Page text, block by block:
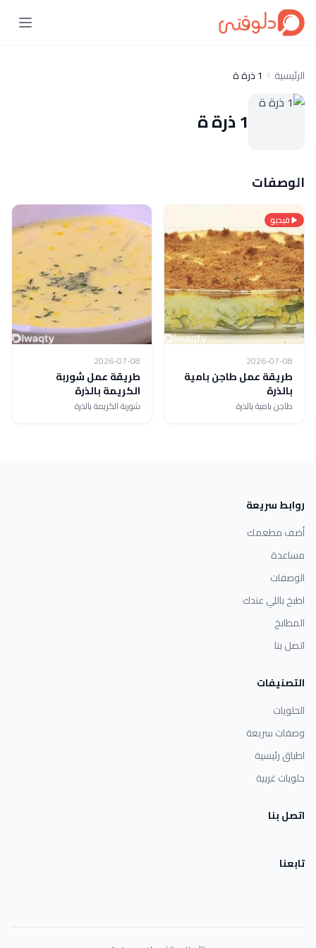
الرئيسية 1 ذرة ة
1 ذرة ة
الوصفات
فيديو
2026-07-08
طريقة عمل طاجن بامية
بالذرة
طاجن بامية بالذرة
2026-07-08
طريقة عمل شوربة
الكريمة بالذرة
شوربة الكريمة بالذرة
روابط سريعة
أضف مطعمك
مساعدة
الوصفات
اطبخ باللي عندك
المطابخ
اتصل بنا
التصنيفات
الحلويات
وصفات سريعة
اطباق رئيسية
حلويات غربية
اتصل بنا
تابعنا